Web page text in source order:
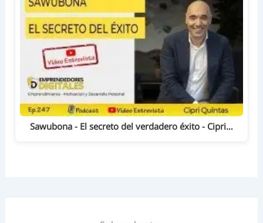
Sawubona - El secreto del verdadero éxito - Cipri…